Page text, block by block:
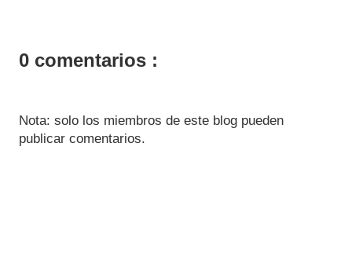
0 comentarios :
Nota: solo los miembros de este blog pueden
publicar comentarios.